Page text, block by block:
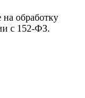
обработку
с 152-ФЗ.